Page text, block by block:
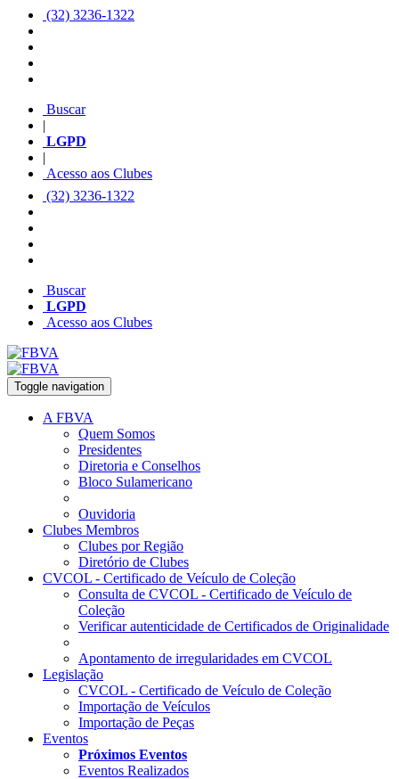
(32) 3236-1322
Buscar
|
LGPD
|
Acesso aos Clubes
(32) 3236-1322
Buscar
LGPD
Acesso aos Clubes
Toggle navigation
A FBVA
Quem Somos
Presidentes
Diretoria e Conselhos
Bloco Sulamericano
Ouvidoria
Clubes Membros
Clubes por Região
Diretório de Clubes
CVCOL - Certificado de Veículo de Coleção
Consulta de CVCOL - Certificado de Veículo de
Coleção
Verificar autenticidade de Certificados de Originalidade
Apontamento de irregularidades em CVCOL
Legislação
CVCOL - Certificado de Veículo de Coleção
Importação de Veículos
Importação de Peças
Eventos
Próximos Eventos
Eventos Realizados